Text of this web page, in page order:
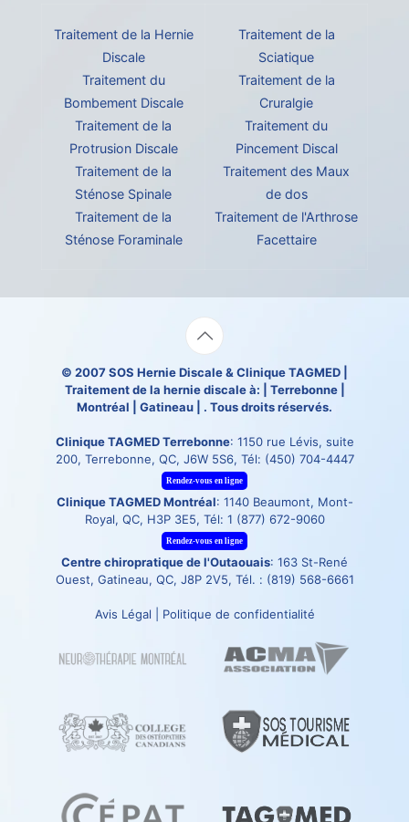
Traitement de la Hernie
Discale
Traitement du
Bombement Discale
Traitement de la
Protrusion Discale
Traitement de la
Sténose Spinale
Traitement de la
Sténose Foraminale
Traitement de la
Sciatique
Traitement de la
Cruralgie
Traitement du
Pincement Discal
Traitement des Maux
de dos
Traitement de l'Arthrose
Facettaire
© 2007SOS Hernie Discale&Clinique TAGMED
Traitement de la hernie discale à: | Terrebonne |
Montréal | Gatineau | . Tous droits réservés.
Clinique TAGMED Terrebonne: 1150 rue Lévis, suite
200, Terrebonne, QC, J6W 5S6, Tél: (450) 704-4447
Rendez-vous en ligne
Clinique TAGMED Montréal: 1140 Beaumont, Mont-
Royal, QC, H3P 3E5, Tél: 1 (877) 672-9060
Rendez-vous en ligne
Centre chiropratique de l'Outaouais: 163 St-René
Ouest, Gatineau, QC, J8P 2V5, Tél. : (819) 568-6661
Avis Légal Politique de confidentialité